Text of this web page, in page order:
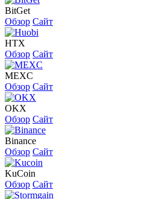
BitGet
Обзор Сайт
HTX
Обзор Сайт
MEXC
Обзор Сайт
OKX
Обзор Сайт
Binance
Обзор Сайт
KuCoin
Обзор Сайт